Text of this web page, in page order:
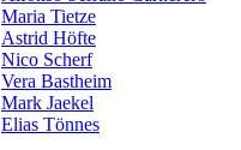
Maria Tietze
Astrid Höfte
Nico Scherf
Vera Bastheim
Mark Jaekel
Elias Tönnes